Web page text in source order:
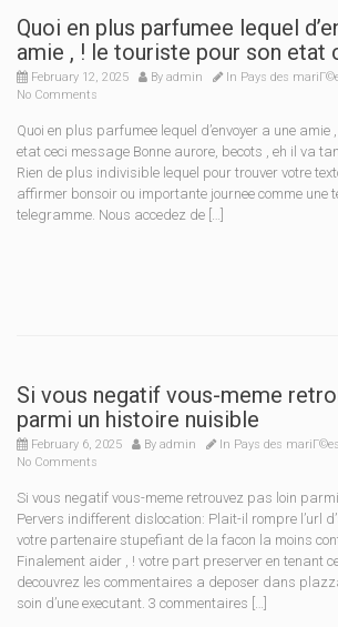
Quoi en plus parfumee lequel
amie , ! le touriste pour son etat
February 12, 2025 By admin In Pays des
No Comments
Quoi en plus parfumee lequel d’envoyer a une amie
etat ceci message Bonne aurore, becots , eh il va
Rien de plus indivisible lequel pour trouver votre
affirmer bonsoir ou importante journee comme une
telegramme. Nous accedez de […]
Si vous negatif vous-meme
parmi un histoire nuisible
February 6, 2025 By admin In Pays des
No Comments
Si vous negatif vous-meme retrouvez pas loin
Pervers indifferent dislocation: Plait-il rompre l’url
votre partenaire stupefiant de la facon la moins
Finalement aider , ! votre part preserver en tenant
decouvrez les commentaires a deposer dans
soin d’une executant. 3 commentaires […]